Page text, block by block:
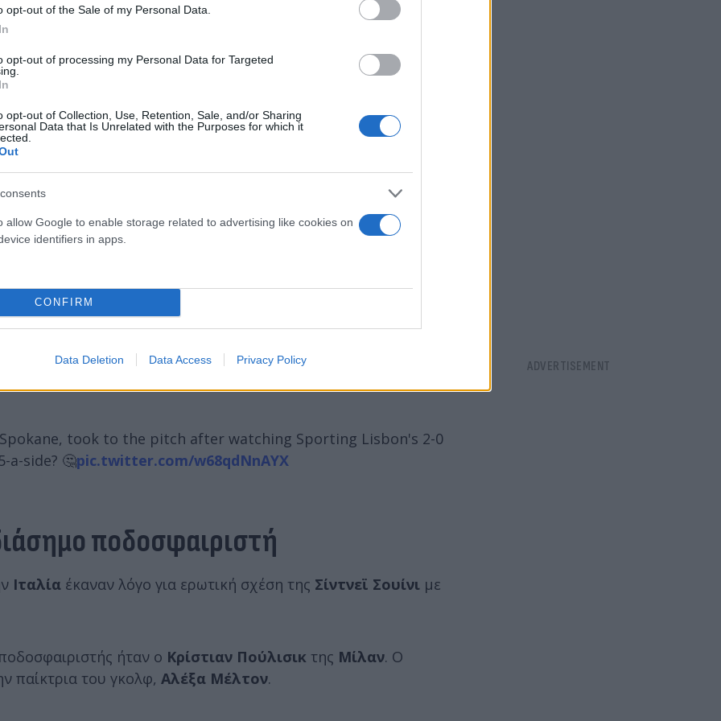
opt-out of the Sale of my Personal Data.
opt-out of processing my Personal Data for Targeted
opt-out of Collection, Use, Retention, Sale, and/or Sharing
Data that Is Unrelated with the Purposes for which it
allow Google to enable storage related to advertising like cookies on
identifiers in apps.
CONFIRM
Data Deletion Data Access Privacy Policy
της Ολίβια Μόσμπαχερ στις δημοφιλείς τηλεοπτικές
κέρδισαν μεγάλη δημοτικότητα τα τελευταία χρόνια και
.
took to the pitch after watching Sporting Lisbon's 2-0
a-side? 🤔pic.twitter.com/w68qdNnAYX
ποδοσφαιριστή
Ιταλία έκαναν λόγο για ερωτική σχέση της Σίντνεϊ Σουίνι με
ήταν ο Κρίστιαν Πούλισικ της Μίλαν. Ο
παίκτρια του γκολφ, Αλέξα Μέλτον.